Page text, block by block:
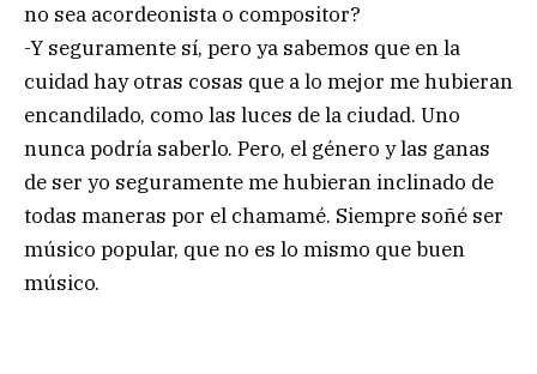
no sea acordeonista o compositor?
-Y seguramente sí, pero ya sabemos que en la
cuidad hay otras cosas que a lo mejor me hubieran
encandilado, como las luces de la ciudad. Uno
nunca podría saberlo. Pero, el género y las ganas
de ser yo seguramente me hubieran inclinado de
todas maneras por el chamamé. Siempre soñé ser
músico popular, que no es lo mismo que buen
músico.